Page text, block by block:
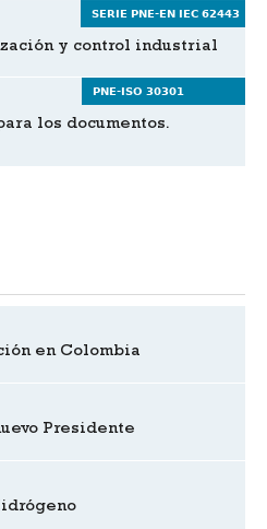
SERIE PNE-EN IEC 62443
y control industrial
PNE-ISO 30301
los documentos.
en Colombia
Presidente